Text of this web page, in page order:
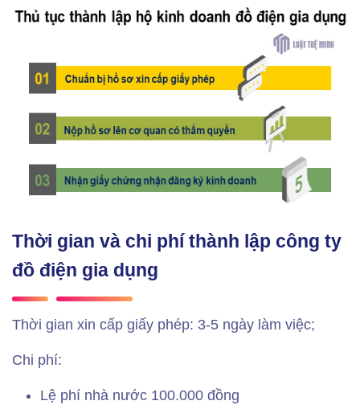
Thời gian và chi phí thành lập công ty
đồ điện gia dụng
Thời gian xin cấp giấy phép: 3-5 ngày làm việc;
Chi phí:
Lệ phí nhà nước 100.000 đồng